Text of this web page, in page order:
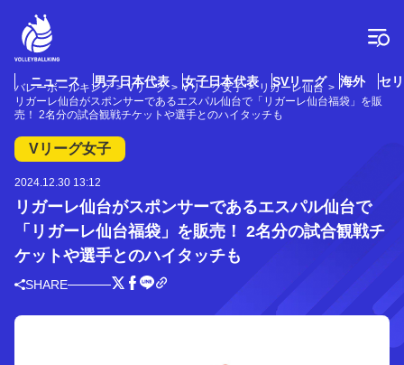
ニュース 男子日本代表 女子日本代表 SVリーグ 海外 セ
バレーボールキング Vリーグ Vリーグ女子
リガーレ仙台
リガーレ仙台がスポンサーであるエスパル仙台で「リガーレ仙台福袋」を販
売！ 2名分の試合観戦チケットや選手とのハイタッチも
Vリーグ女子
2024.12.30 13:12
リガーレ仙台がスポンサーであるエスパル仙台で
「リガーレ仙台福袋」を販売！ 2名分の試合観戦チ
ケットや選手とのハイタッチも
SHARE